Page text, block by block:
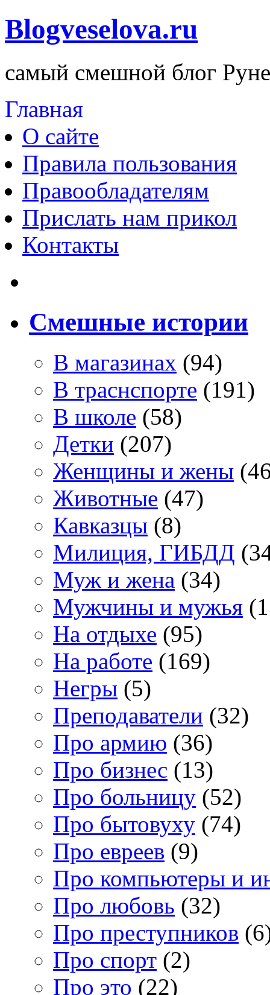
Blogveselova.ru
самый смешной блог
Главная
О сайте
Правила пользования
Правообладателям
Прислать нам прикол
Контакты
Смешные истории
В магазинах (94)
В траснспорте (191)
В школе (58)
Детки (207)
Женщины и жены
Животные (47)
Кавказцы (8)
Милиция, ГИБДД
Муж и жена (34)
Мужчины и мужья
На отдыхе (95)
На работе (169)
Негры (5)
Преподаватели (32)
Про армию (36)
Про бизнес (13)
Про больницу (52)
Про бытовуху (74)
Про евреев (9)
Про компьютеры и
Про любовь (32)
Про преступников
Про спорт (2)
Про это (22)